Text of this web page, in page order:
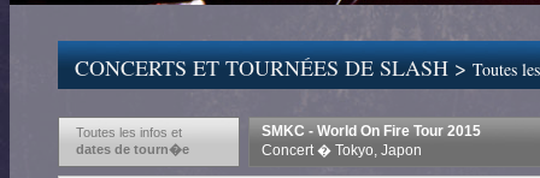
CONCERTS ET TOURNÉES DE SLASH >Toutes
Toutes les infos et
dates de tourn�e
SMKC - World On Fire Tour 2015
Concert � Tokyo, Japon